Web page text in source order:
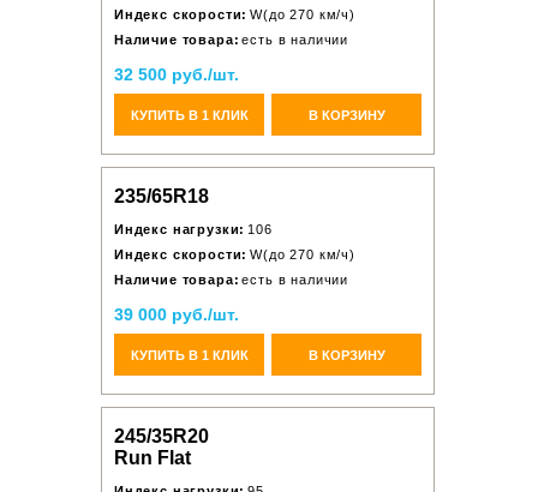
Индекс скорости: W(до 270 км/ч)
Наличие товара: есть в наличии
32 500 руб./шт.
КУПИТЬ В 1 КЛИК В КОРЗИНУ
235/65R18
Индекс нагрузки: 106
Индекс скорости: W(до 270 км/ч)
Наличие товара: есть в наличии
39 000 руб./шт.
КУПИТЬ В 1 КЛИК В КОРЗИНУ
245/35R20
Run Flat